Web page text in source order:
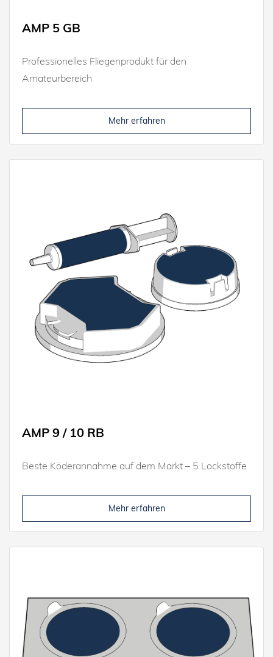
AMP 5 GB
Professionelles Fliegenprodukt für den
Amateurbereich
Mehr erfahren
AMP 9 / 10 RB
Beste Köderannahme auf dem Markt – 5 Lockstoffe
Mehr erfahren